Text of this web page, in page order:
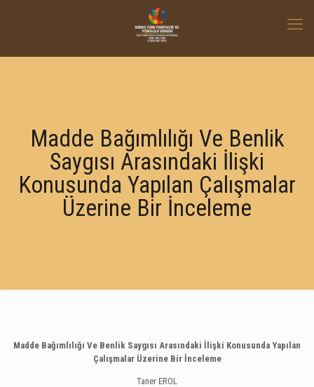
Madde Bağımlılığı Ve Benlik
Saygısı Arasındaki İlişki
Konusunda Yapılan Çalışmalar
Üzerine Bir İnceleme
Madde Bağımlılığı Ve Benlik Saygısı Arasındaki İlişki Konusunda Yapılan
Çalışmalar Üzerine Bir İnceleme
Taner EROL